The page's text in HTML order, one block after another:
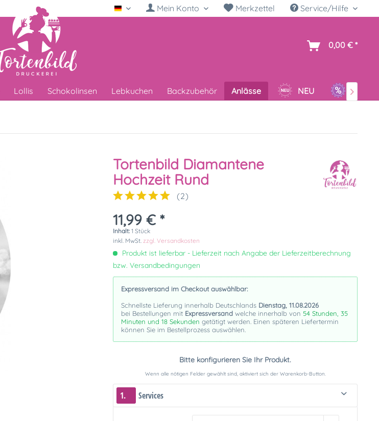
Deutsch Mein Konto Merkzettel Service/Hilfe
0,00 € *
Lollis Schokolinsen Lebkuchen Backzubehör Anlässe NEU SALE

Tortenbild Diamantene
Hochzeit Rund
(2)
11,99 € *
Inhalt:1 Stück
inkl. MwSt.zzgl. Versandkosten
Produkt ist lieferbar - Lieferzeit nach Angabe der Lieferzeitberechnung
bzw. Versandbedingungen
Expressversand im Checkout auswählbar:
Schnellste Lieferung innerhalb Deutschlands Dienstag, 11.08.2026
bei Bestellungen mit Expressversand welche innerhalb von 54 Stunden, 35
Minuten und 17 Sekunden getätigt werden. Einen späteren Liefertermin
können Sie im Bestellprozess auswählen.
Bitte konfigurieren Sie Ihr Produkt.
Wenn alle nötigen Felder gewählt sind, aktiviert sich der Warenkorb-Button.
1. Services